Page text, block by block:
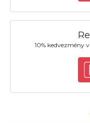
10% kedvezmény